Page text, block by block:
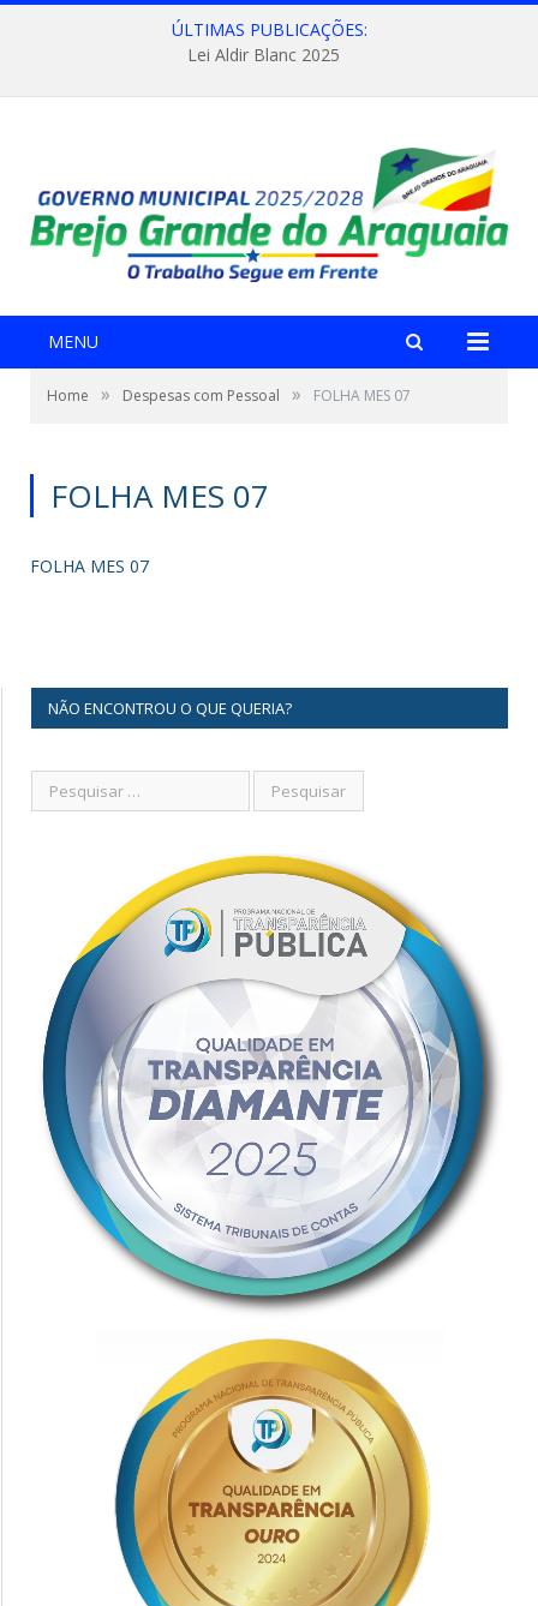
ÚLTIMAS PUBLICAÇÕES:
Lei Aldir Blanc 2025
MENU
Home » Despesas com Pessoal » FOLHA MES 07
FOLHA MES 07
FOLHA MES 07
NÃO ENCONTROU O QUE QUERIA?